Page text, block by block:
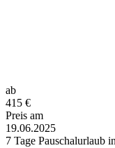
ab
415 €
Preis am
19.06.2025
7 Tage Pauschalurlaub